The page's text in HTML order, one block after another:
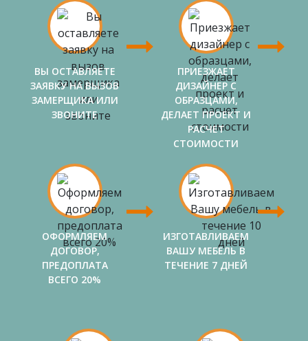
ВЫ ОСТАВЛЯЕТЕ
ЗАЯВКУ НА ВЫЗОВ
ЗАМЕРЩИКА ИЛИ
ЗВОНИТЕ
ПРИЕЗЖАЕТ
ДИЗАЙНЕР С
ОБРАЗЦАМИ,
ДЕЛАЕТ ПРОЕКТ И
РАСЧЕТ
СТОИМОСТИ
ОФОРМЛЯЕМ
ДОГОВОР,
ПРЕДОПЛАТА
ВСЕГО 20%
ИЗГОТАВЛИВАЕМ
ВАШУ МЕБЕЛЬ В
ТЕЧЕНИЕ 7 ДНЕЙ